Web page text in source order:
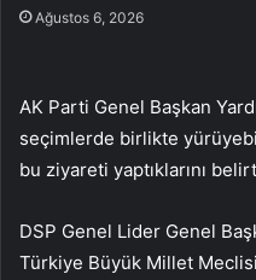
Ağustos 6, 2026
AK Parti Genel Başkan
seçimlerde birlikte
bu ziyareti yaptıklarını
DSP Genel Lider Genel
Türkiye Büyük Millet